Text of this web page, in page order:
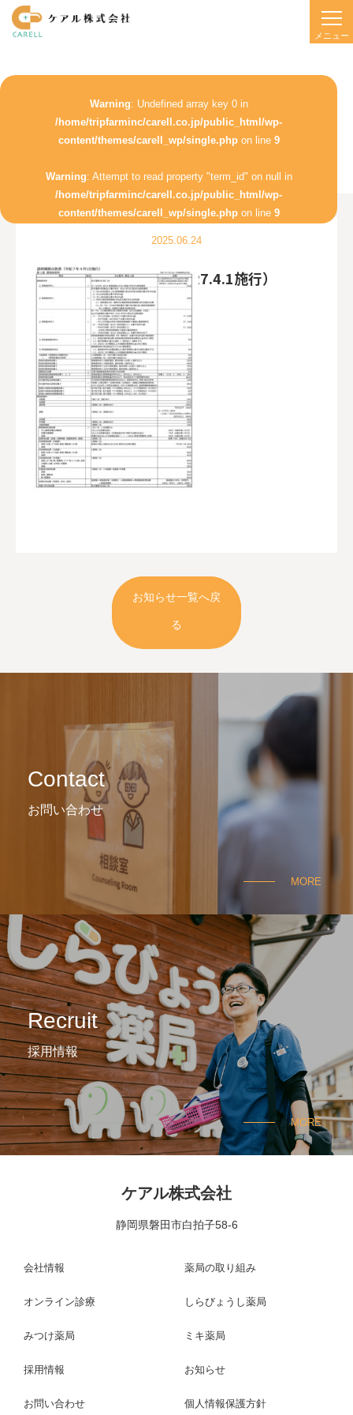
Warning: Undefined array key 0 in
/home/tripfarminc/carell.co.jp/public_html/wp-
content/themes/carell_wp/single.phpon line 9
Warning: Attempt to read property "term_id" on null in
/home/tripfarminc/carell.co.jp/public_html/wp-
content/themes/carell_wp/single.phpon line 9
2025.06.24
調剤報酬点数表（R7.4.1施行）
お知らせ一覧へ戻
る
Contact
お問い合わせ
MORE
Recruit
採用情報
MORE
ケアル株式会社
静岡県磐田市白拍子58-6
会社情報 薬局の取り組み
オンライン診療 しらびょうし薬局
みつけ薬局 ミキ薬局
採用情報 お知らせ
お問い合わせ 個人情報保護方針